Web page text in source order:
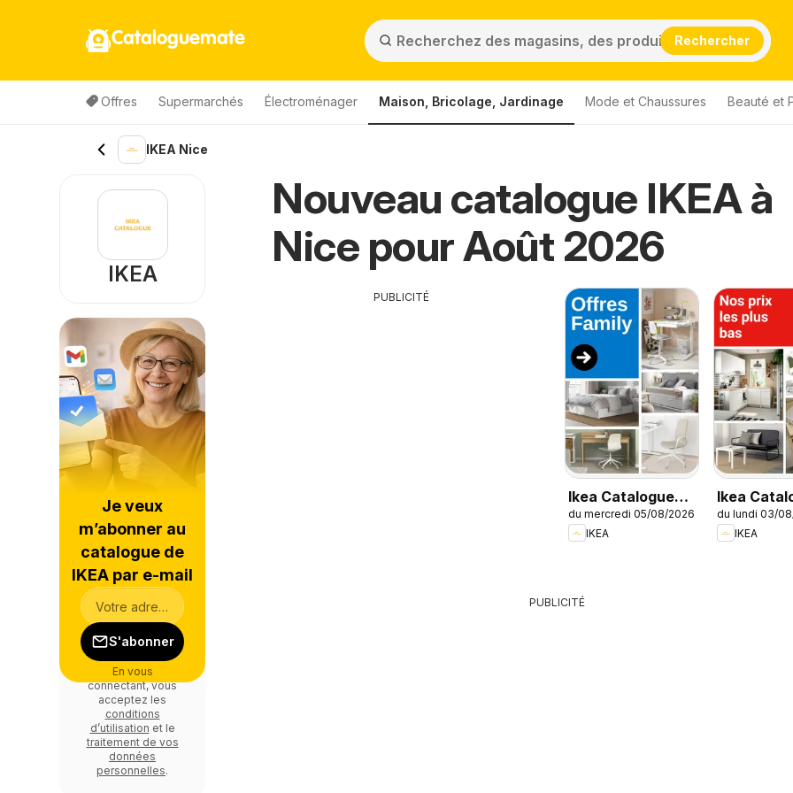
Cataloguemate Rechercher
Offres Supermarchés Électroménager Maison, Bricolage, Jardinage Mode et Chaussures Beauté et
IKEA Nice
Nouveau catalogue IKEA à
Nice pour Août 2026
PUBLICITÉ
Ikea Catalogue
des produits -
Offres Ikea Family
du mercredi 05/08/2026
IKEA
Ikea
des
Nos prix
du lundi 03/
IKEA
PUBLICITÉ
IKEA
Je veux
m’abonner au
catalogue de
IKEA par e-mail
S'abonner
En vous
connectant, vous
acceptez les
conditions
d’utilisation et le
traitement de vos
données
personnelles.